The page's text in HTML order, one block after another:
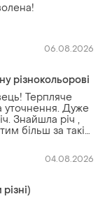
06.08.2026
різнокольорові
Терпляче
уточнення. Дуже
Знайшла річ ,
більш за такі
04.08.2026